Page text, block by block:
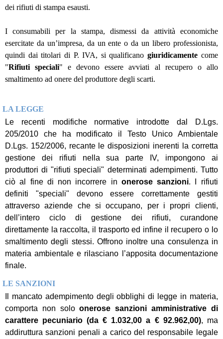
dei rifiuti di stampa esausti.
I consumabili per la stampa, dismessi da attività economiche
esercitate da un’impresa, da un ente o da un libero professionista,
quindi dai titolari di P. IVA, si qualificanogiuridicamente come
"Rifiuti speciali" e devono essere avviati al recupero o allo
smaltimento ad onere del produttore degli scarti.
LA LEGGE
Le recenti modifiche normative introdotte dal D.Lgs.
205/2010 che ha modificato il Testo Unico Ambientale
D.Lgs. 152/2006, recante le disposizioni inerenti la corretta
gestione dei rifiuti nella sua parte IV, impongono ai
produttori di "rifiuti speciali" determinati adempimenti. Tutto
ciò al fine di non incorrere in onerose sanzioni. I rifiuti
definiti "speciali" devono essere correttamente gestiti
attraverso aziende che si occupano, per i propri clienti,
dell’intero ciclo di gestione dei rifiuti, curandone
direttamente la raccolta, il trasporto ed infine il recupero o lo
smaltimento degli stessi. Offrono inoltre una consulenza in
materia ambientale e rilasciano l’apposita documentazione
finale.
LE SANZIONI
Il mancato adempimento degli obblighi di legge in materia,
comporta non soloonerose sanzioni amministrative di
carattere pecuniario (da € 1.032,00 a € 92.962,00), ma
addiruttura sanzioni penali a carico del responsabile legale